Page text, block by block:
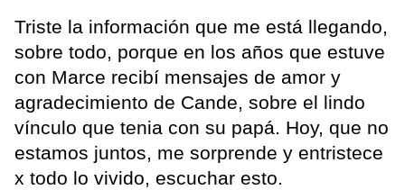
Triste la información que me está llegando,
sobre todo, porque en los años que estuve
con Marce recibí mensajes de amor y
agradecimiento de Cande, sobre el lindo
vínculo que tenia con su papá. Hoy, que no
estamos juntos, me sorprende y entristece
x todo lo vivido, escuchar esto.